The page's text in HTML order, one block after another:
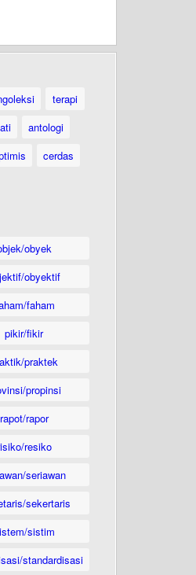
terapi
antologi
cerdas
obyek
obyektif
faham
pikir/fikir
praktek
propinsi
rapot/rapor
resiko
seriawan
sekertaris
sistim
standardisasi